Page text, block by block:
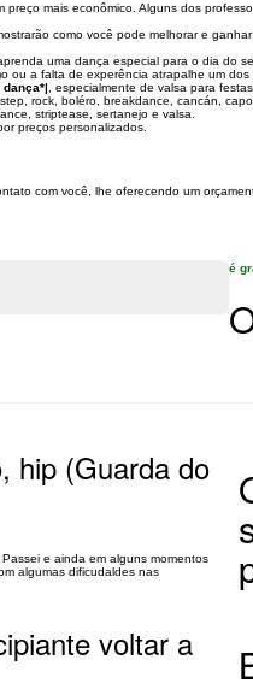
mais econômico. Alguns dos
como você pode melhorar e
uma dança especial para o dia do
a falta de experência atrapalhe um
dança*| , especialmente de valsa para
rock, boléro, breakdance, cancán,
striptease, sertanejo e valsa.
preços personalizados.
com você, lhe oferecendo um
é
hip (Guarda do
e ainda em alguns momentos
algumas dificudaldes nas
voltar a